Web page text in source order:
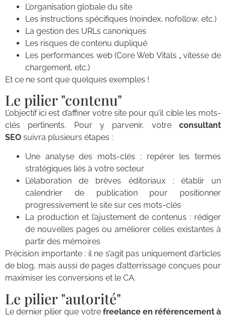
L’organisation globale du site
Les instructions spécifiques (noindex, nofollow, etc.)
La gestion des URLs canoniques
Les risques de contenu dupliqué
Les performances web (Core Web Vitals , vitesse de
chargement, etc.)
Et ce ne sont que quelques exemples !
Le pilier "contenu"
L’objectif ici est d’affiner votre site pour qu’il cible les mots-
clés pertinents. Pour y parvenir, votre consultant
SEO suivra plusieurs étapes :
Une analyse des mots-clés : repérer les termes
stratégiques liés à votre secteur
L’élaboration de brèves éditoriaux : établir un
calendrier de publication pour positionner
progressivement le site sur ces mots-clés
La production et l’ajustement de contenus : rédiger
de nouvelles pages ou améliorer celles existantes à
partir des mémoires
Précision importante : il ne s’agit pas uniquement d’articles
de blog, mais aussi de pages d’atterrissage conçues pour
maximiser les conversions et le CA.
Le pilier "autorité"
Le dernier pilier que votre freelance en référencement à